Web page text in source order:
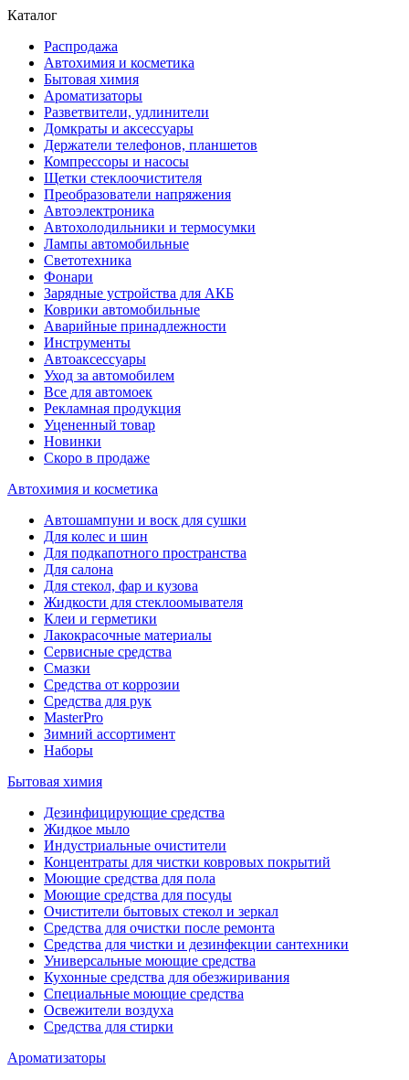
Каталог
Распродажа
Автохимия и косметика
Бытовая химия
Ароматизаторы
Разветвители, удлинители
Домкраты и аксессуары
Держатели телефонов, планшетов
Компрессоры и насосы
Щетки стеклоочистителя
Преобразователи напряжения
Автоэлектроника
Автохолодильники и термосумки
Лампы автомобильные
Светотехника
Фонари
Зарядные устройства для АКБ
Коврики автомобильные
Аварийные принадлежности
Инструменты
Автоаксессуары
Уход за автомобилем
Все для автомоек
Рекламная продукция
Уцененный товар
Новинки
Скоро в продаже
Автохимия и косметика
Автошампуни и воск для сушки
Для колес и шин
Для подкапотного пространства
Для салона
Для стекол, фар и кузова
Жидкости для стеклоомывателя
Клеи и герметики
Лакокрасочные материалы
Сервисные средства
Смазки
Средства от коррозии
Средства для рук
MasterPro
Зимний ассортимент
Наборы
Бытовая химия
Дезинфицирующие средства
Жидкое мыло
Индустриальные очистители
Концентраты для чистки ковровых покрытий
Моющие средства для пола
Моющие средства для посуды
Очистители бытовых стекол и зеркал
Средства для очистки после ремонта
Средства для чистки и дезинфекции сантехники
Универсальные моющие средства
Кухонные средства для обезжиривания
Специальные моющие средства
Освежители воздуха
Средства для стирки
Ароматизаторы